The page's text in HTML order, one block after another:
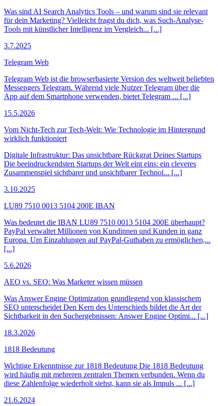
Was sind AI Search Analytics Tools – und warum sind sie relevant
für dein Marketing? Vielleicht fragst du dich, was Such-Analyse-
Tools mit künstlicher Intelligenz im Vergleich... [...]
3.7.2025
Telegram Web
Telegram Web ist die browserbasierte Version des weltweit beliebten
Messengers Telegram. Während viele Nutzer Telegram über die
App auf dem Smartphone verwenden, bietet Telegram ... [...]
15.5.2026
Vom Nicht-Tech zur Tech-Welt: Wie Technologie im Hintergrund
wirklich funktioniert
Digitale Infrastruktur: Das unsichtbare Rückgrat Deines Startups
Die beeindruckendsten Startups der Welt eint eins: ein cleveres
Zusammenspiel sichtbarer und unsichtbarer Technol... [...]
3.10.2025
LU89 7510 0013 5104 200E IBAN
Was bedeutet die IBAN LU89 7510 0013 5104 200E überhaupt?
PayPal verwaltet Millionen von Kundinnen und Kunden in ganz
Europa. Um Einzahlungen auf PayPal-Guthaben zu ermöglichen,...
[...]
5.6.2026
AEO vs. SEO: Was Marketer wissen müssen
Was Answer Engine Optimization grundlegend von klassischem
SEO unterscheidet Den Kern des Unterschieds bildet die Art der
Sichtbarkeit in den Suchergebnissen: Answer Engine Optimi... [...]
18.3.2026
1818 Bedeutung
Wichtige Erkenntnisse zur 1818 Bedeutung Die 1818 Bedeutung
wird häufig mit mehreren zentralen Themen verbunden. Wenn du
diese Zahlenfolge wiederholt siehst, kann sie als Impuls ... [...]
21.6.2024